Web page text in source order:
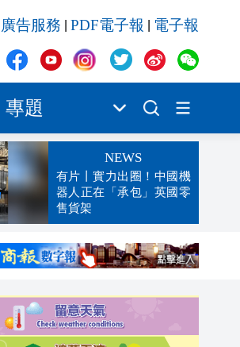
廣告服務 PDF電子報 電子報
專題
NEWS
有片丨實力出圈！中國機
器人正在「承包」英國零
售貨架